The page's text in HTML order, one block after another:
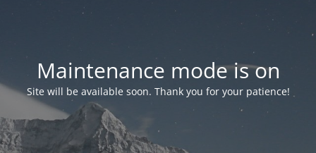
Maintenance mode is on
Site will be available soon. Thank you for your patience!